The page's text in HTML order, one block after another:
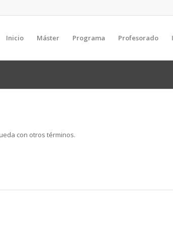
Inicio Máster Programa Profesorado
con otros términos.